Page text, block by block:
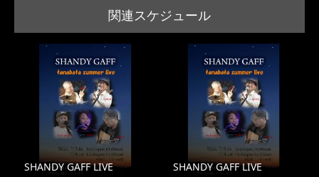
関連スケジュール
SHANDY GAFF LIVE SHANDY GAFF LIVE